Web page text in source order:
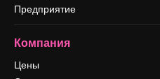
Предприятие
Компания
Цены